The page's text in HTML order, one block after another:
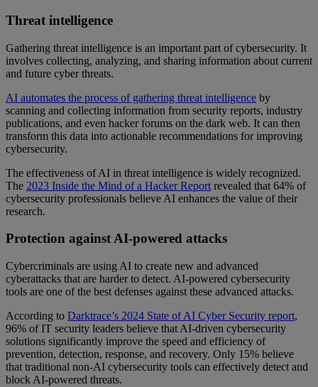
Threat intelligence
Gathering threat intelligence is an important part of cybersecurity. It
involves collecting, analyzing, and sharing information about current
and future cyber threats.
AI automates the process of gathering threat intelligence by
scanning and collecting information from security reports, industry
publications, and even hacker forums on the dark web. It can then
transform this data into actionable recommendations for improving
cybersecurity.
The effectiveness of AI in threat intelligence is widely recognized.
The 2023 Inside the Mind of a Hacker Report revealed that 64% of
cybersecurity professionals believe AI enhances the value of their
research.
Protection against AI-powered attacks
Cybercriminals are using AI to create new and advanced
cyberattacks that are harder to detect. AI-powered cybersecurity
tools are one of the best defenses against these advanced attacks.
According to Darktrace’s 2024 State of AI Cyber Security report,
96% of IT security leaders believe that AI-driven cybersecurity
solutions significantly improve the speed and efficiency of
prevention, detection, response, and recovery. Only 15% believe
that traditional non-AI cybersecurity tools can effectively detect and
block AI-powered threats.